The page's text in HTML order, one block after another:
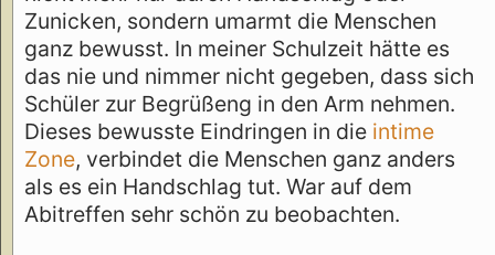
Zunicken, sondern umarmt die Menschen
ganz bewusst. In meiner Schulzeit hätte es
das nie und nimmer nicht gegeben, dass sich
Schüler zur Begrüßeng in den Arm nehmen.
Dieses bewusste Eindringen in die intime
Zone, verbindet die Menschen ganz anders
als es ein Handschlag tut. War auf dem
Abitreffen sehr schön zu beobachten.